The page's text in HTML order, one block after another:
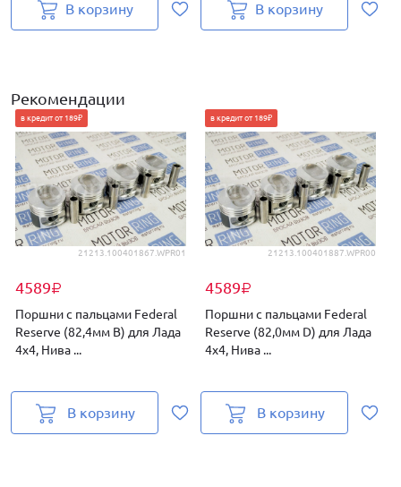
В корзину В корзину
Рекомендации
21213.100401867.WPR01
4589₽
в кредит от 189₽
Поршни с пальцами Federal
Reserve (82,4мм B) для Лада
4х4, Нива ...
В корзину
21213.100401887.WPR00
4589₽
в кредит от 189₽
Поршни с пальцами Federal
Reserve (82,0мм D) для Лада
4х4, Нива ...
В корзину